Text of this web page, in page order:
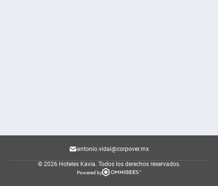
antonio.vidal@corpover.mx
© 2026 Hoteles Kavia. Todos los derechos reservados.
Powered by